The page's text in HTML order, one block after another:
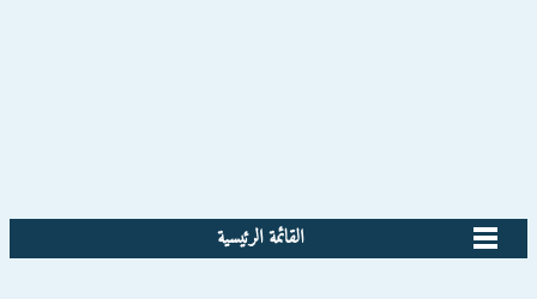
القائمة الرئيسية